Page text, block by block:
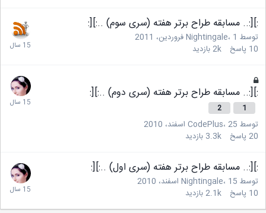
:][:.. مسابقه طراح برتر هفته (سری سوم) ..:][:
توسط Nightingale ، 1 فروردین، 2011
10 پاسخ 2kبازدید
:][:.. مسابقه طراح برتر هفته (سری دوم) ..:][:
1
2
توسط CodePlus ،25 اسفند، 2010
20پاسخ 3.3k بازدید
:][:.. مسابقه طراح برتر هفته (سری اول) ..:][:
توسط Nightingale ،15 اسفند، 2010
10 پاسخ 2.1kبازدید